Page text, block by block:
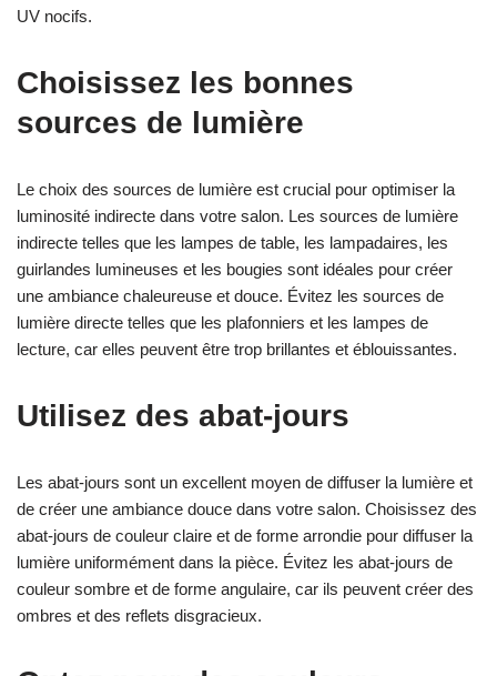
UV nocifs.
Choisissez les bonnes
sources de lumière
Le choix des sources de lumière est crucial pour optimiser la
luminosité indirecte dans votre salon. Les sources de lumière
indirecte telles que les lampes de table, les lampadaires, les
guirlandes lumineuses et les bougies sont idéales pour créer
une ambiance chaleureuse et douce. Évitez les sources de
lumière directe telles que les plafonniers et les lampes de
lecture, car elles peuvent être trop brillantes et éblouissantes.
Utilisez des abat-jours
Les abat-jours sont un excellent moyen de diffuser la lumière et
de créer une ambiance douce dans votre salon. Choisissez des
abat-jours de couleur claire et de forme arrondie pour diffuser la
lumière uniformément dans la pièce. Évitez les abat-jours de
couleur sombre et de forme angulaire, car ils peuvent créer des
ombres et des reflets disgracieux.